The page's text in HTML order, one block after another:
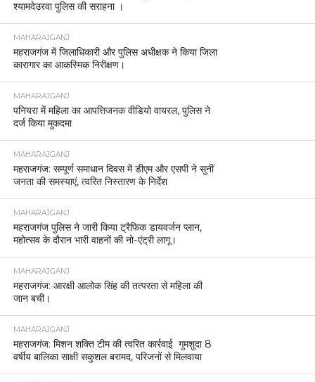
श्यामदेउरवा पुलिस की सराहना ।
MAHARAJGANJ
महराजगंज में जिलाधिकारी और पुलिस अधीक्षक ने किया जिला
कारागार का आकस्मिक निरीक्षण।
MAHARAJGANJ
पनियरा में महिला का आपत्तिजनक वीडियो वायरल, पुलिस ने
दर्ज किया मुकदमा
MAHARAJGANJ
महराजगंज: सम्पूर्ण समाधान दिवस में डीएम और एसपी ने सुनीं
जनता की समस्याएं, त्वरित निस्तारण के निर्देश
MAHARAJGANJ
महराजगंज पुलिस ने जारी किया ट्रैफिक डायवर्जन प्लान,
महोत्सव के दौरान भारी वाहनों की नो-एंट्री लागू।
MAHARAJGANJ
महराजगंज: आरक्षी आलोक सिंह की तत्परता से महिला की
जान बची।
MAHARAJGANJ
महराजगंज: मिशन शक्ति टीम की त्वरित कार्रवाई गुमशुदा 8
वर्षीय बालिका साक्षी सकुशल बरामद, परिजनों से मिलवाया